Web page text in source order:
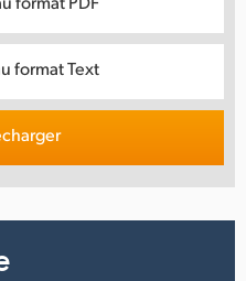
format Text